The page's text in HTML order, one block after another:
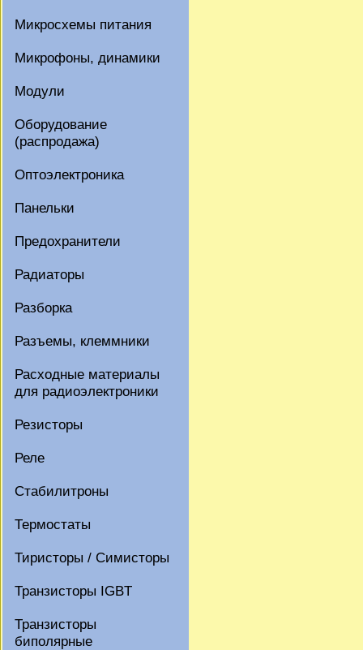
Микросхемы питания
Микрофоны, динамики
Модули
Оборудование
(распродажа)
Оптоэлектроника
Панельки
Предохранители
Радиаторы
Разборка
Разъемы, клеммники
Расходные материалы
для радиоэлектроники
Резисторы
Реле
Стабилитроны
Термостаты
Тиристоры / Симисторы
Транзисторы IGBT
Транзисторы
биполярные